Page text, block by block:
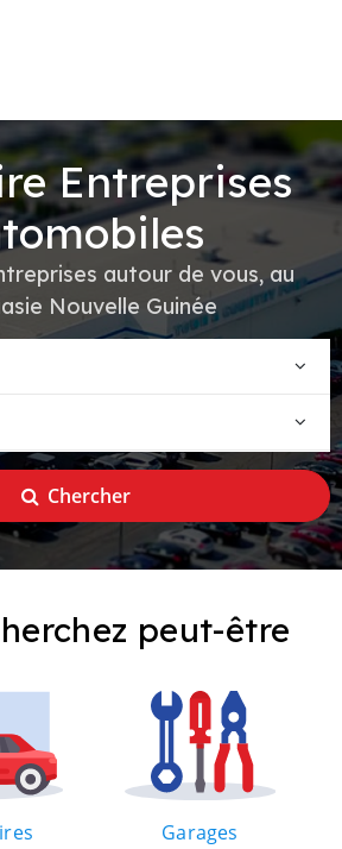
Entreprises
autour de vous, au
Nouvelle Guinée
Chercher
peut-être
Garages